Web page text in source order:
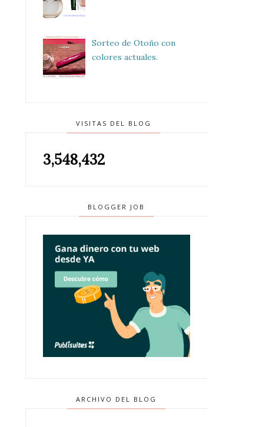
Sorteo de Otoño con
colores actuales.
VISITAS DEL BLOG
3,548,432
BLOGGER JOB
ARCHIVO DEL BLOG